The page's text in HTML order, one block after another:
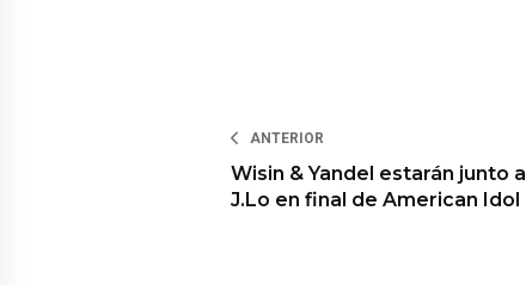
ANTERIOR
Wisin & Yandel estarán junto a
J.Lo en final de American Idol